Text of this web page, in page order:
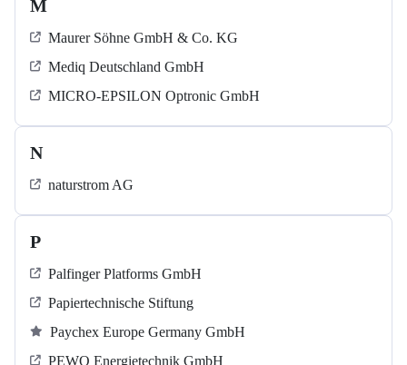
M
Maurer Söhne GmbH & Co. KG
Mediq Deutschland GmbH
MICRO-EPSILON Optronic GmbH
N
naturstrom AG
P
Palfinger Platforms GmbH
Papiertechnische Stiftung
Paychex Europe Germany GmbH
PEWO Energietechnik GmbH